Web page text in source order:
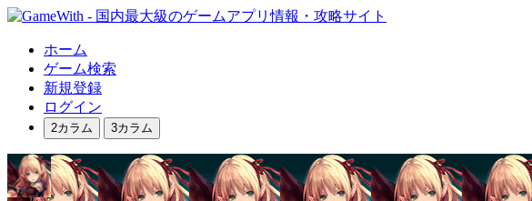
ホーム
ゲーム検索
新規登録
ログイン
2カラム 3カラム